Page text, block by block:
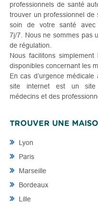
professionnels de santé
trouver un professionnel de
soin de votre santé
7j/7. Nous ne sommes pas
de régulation.
Nous facilitons simplement
disponibles concernant les
En cas d’urgence
site internet est un site
médecins et des
TROUVER UNE
Lyon
Paris
Marseille
Bordeaux
Lille